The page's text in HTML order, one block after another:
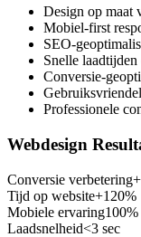
Design op maat
Mobiel-first
SEO-
Snelle
Conversie-
Professionele
Webdesign
Conversie verbetering
Tijd op website+120%
Mobiele ervaring100%
Laadsnelheid<3 sec